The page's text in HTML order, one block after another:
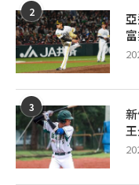
2
3